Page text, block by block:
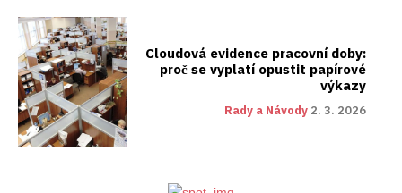
Cloudová evidence pracovní doby:
proč se vyplatí opustit papírové
výkazy
Rady a Návody 2. 3. 2026